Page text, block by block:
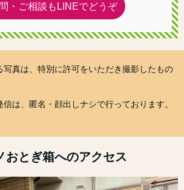
・ご相談もLINEでどうぞ
写真は、特別に許可をいただき撮影したもの
は、匿名・顔出しナシで行っております。
おとぎ箱へのアクセス